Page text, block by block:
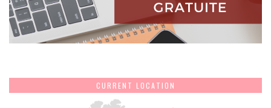
CURRENT LOCATION